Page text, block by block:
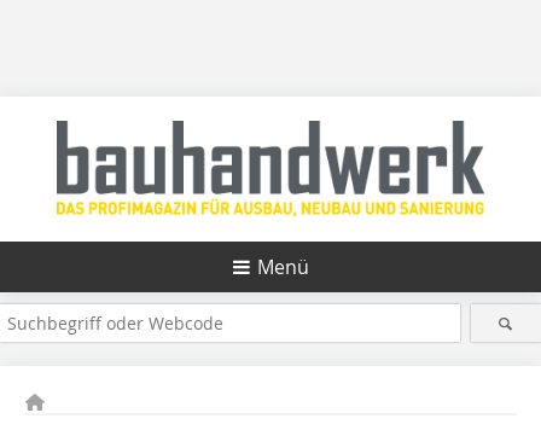
Menü